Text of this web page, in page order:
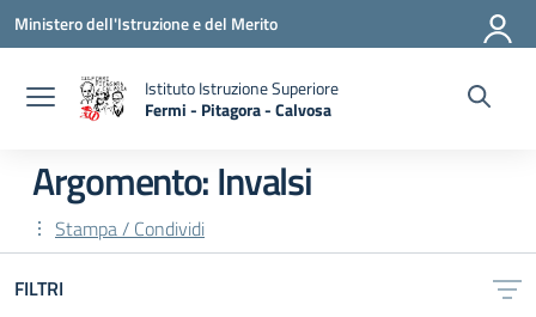
Vai ai contenuti
Vai al menu di navigazione
Vai al footer
Ministero dell'Istruzione e del Merito
Istituto Istruzione Superiore
Fermi - Pitagora - Calvosa
— Visita la pagina iniziale della scuola
Argomento: Invalsi
Stampa / Condividi
FILTRI